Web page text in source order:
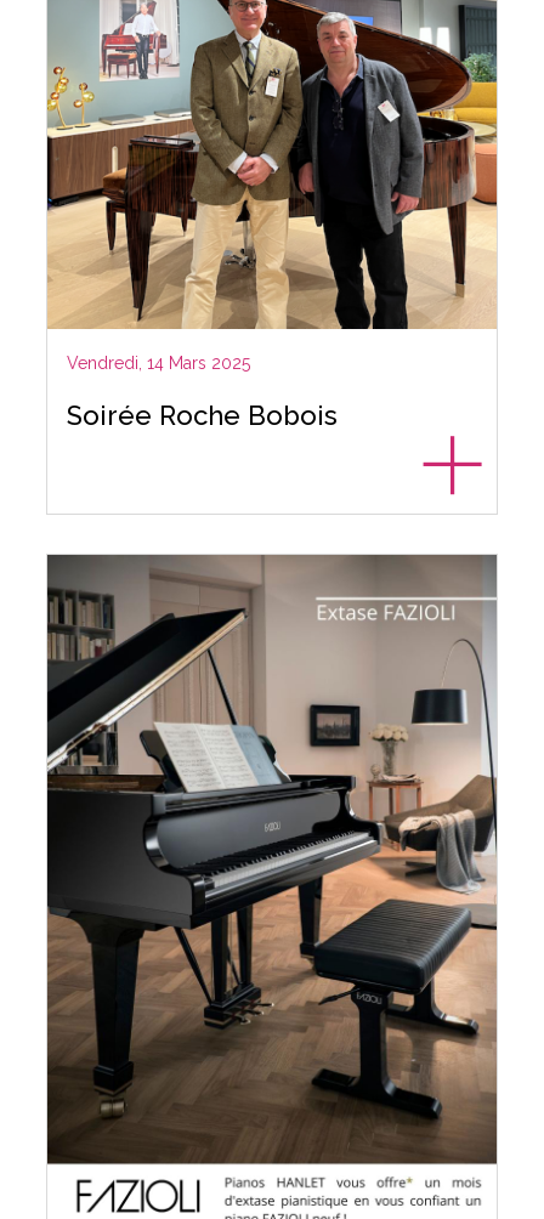
Vendredi, 14 Mars 2025
Soirée Roche Bobois